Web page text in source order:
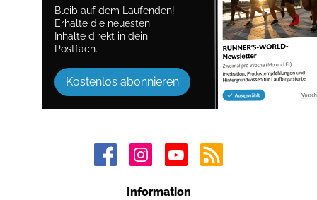
Bleib auf dem Laufenden!
Erhalte die neuesten
Inhalte direkt in dein
Postfach.
Kostenlos abonnieren
Information